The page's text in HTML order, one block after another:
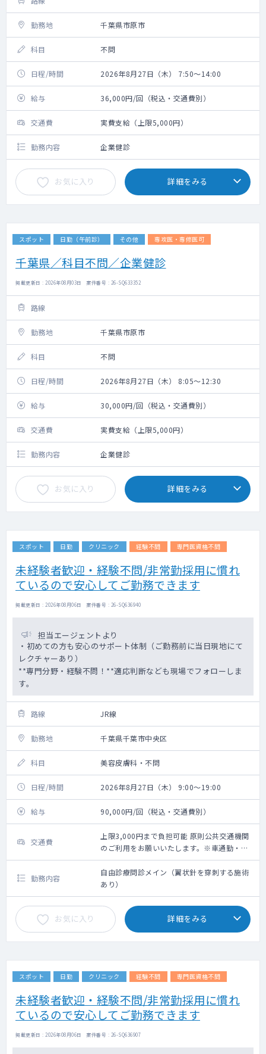
勤務地 千葉県市原市
科目 不問
日程/時間 2026年8月27日（木） 7:50～14:00
給与 36,000円/回（税込・交通費別）
交通費 実費支給（上限5,000円）
勤務内容 企業健診
お気に入り 詳細をみる
スポット 日勤（午前診） その他 専攻医・専修医可
千葉県／科目不問／企業健診
掲載更新日 : 2026年08月03日 案件番号 : 26-SQ633352
路線
勤務地 千葉県市原市
科目 不問
日程/時間 2026年8月27日（木） 8:05～12:30
給与 30,000円/回（税込・交通費別）
交通費 実費支給（上限5,000円）
勤務内容 企業健診
お気に入り 詳細をみる
スポット 日勤 クリニック 経験不問 専門医資格不問
未経験者歓迎・経験不問/非常勤採用に慣れ
ているので安心してご勤務できます
掲載更新日 : 2026年08月06日 案件番号 : 26-SQ636940
担当エージェントより
・初めての方も安心のサポート体制（ご勤務前に当日現地にて
レクチャーあり）
**専門分野・経験不問！**適応判断なども現場でフォローしま
す。
路線 JR線
勤務地 千葉県千葉市中央区
科目 美容皮膚科・不問
日程/時間 2026年8月27日（木） 9:00～19:00
給与 90,000円/回（税込・交通費別）
交通費
上限3,000円まで負担可能 原則公共交通機関
のご利用をお願いいたします。※車通勤・タ
クシー利用要相談
勤務内容
自由診療問診メイン（翼状針を穿刺する施術
あり）
お気に入り 詳細をみる
スポット 日勤 クリニック 経験不問 専門医資格不問
未経験者歓迎・経験不問/非常勤採用に慣れ
ているので安心してご勤務できます
掲載更新日 : 2026年08月06日 案件番号 : 26-SQ636907